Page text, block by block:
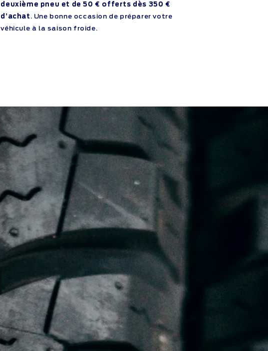
deuxième pneu et de 50 € offerts dès 350 €
d’achat . Une bonne occasion de préparer votre
véhicule à la saison froide.